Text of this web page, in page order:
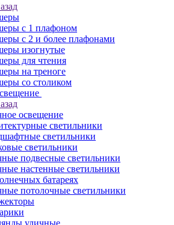
с 1 плафоном
с 2 и более плафонами
изогнутые
для чтения
на треноге
со столиком
освещение
светильники
светильники
светильники
подвесные светильники
настенные светильники
батареях
потолочные светильники
уличные